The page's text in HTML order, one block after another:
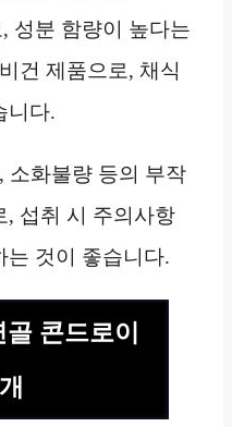
성분 함량이 높다는
건 제품으로, 채식
니다.
소화불량 등의 부작
, 섭취 시 주의사항
는 것이 좋습니다.
콘드로이